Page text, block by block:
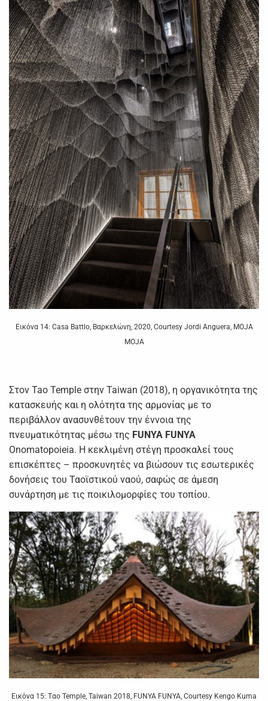
Εικόνα 14: Casa Battlo, Βαρκελώνη, 2020, Courtesy Jordi Anguera, MOJA
MOJA
Στον Tao Temple στην Taiwan (2018), η οργανικότητα της
κατασκευής και η ολότητα της αρμονίας με το
περιβάλλον ανασυνθέτουν την έννοια της
πνευματικότητας μέσω της FUNYA FUNYA
Onomatopoieia. Η κεκλιμένη στέγη προσκαλεί τους
επισκέπτες – προσκυνητές να βιώσουν τις εσωτερικές
δονήσεις του Ταοϊστικού ναού, σαφώς σε άμεση
συνάρτηση με τις ποικιλομορφίες του τοπίου.
Εικόνα 15: Tαο Temple, Taiwan 2018, FUNYA FUNYA, Courtesy Kengo Kuma